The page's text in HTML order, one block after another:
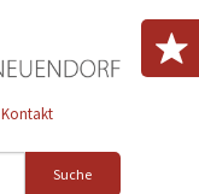
Kontakt
Suche